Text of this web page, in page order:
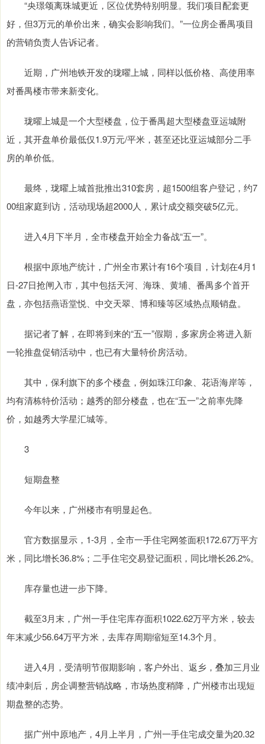
“央璟颂离珠城更近，区位优势特别明显。我们项目配套更
好，但3万元的单价出来，确实会影响我们。”一位房企番禺项目
的营销负责人告诉记者。
近期，广州地铁开发的珑曜上城，同样以低价格、高使用率
对番禺楼市带来新变化。
珑曜上城是一个大型楼盘，位于番禺超大型楼盘亚运城附
近，其开盘单价最低仅1.9万元/平米，甚至还比亚运城部分二手
房的单价低。
最终，珑曜上城首批推出310套房，超1500组客户登记，约7
00组家庭到访，活动现场超2000人，累计成交额突破5亿元。
进入4月下半月，全市楼盘开始全力备战“五一”。
根据中原地产统计，广州全市累计有16个项目，计划在4月1
日-27日抢闸入市，其中包括天河、海珠、黄埔、番禺多个首开
盘，亦包括燕语堂悦、中交天翠、博和臻等区域热点顺销盘。
据记者了解，在即将到来的“五一”假期，多家房企将进入新
一轮推盘促销活动中，也已有大量特价房活动。
其中，保利旗下的多个楼盘，例如珠江印象、花语海岸等，
均有清栋特价活动；越秀的部分楼盘，也在“五一”之前率先降
价，如越秀大学星汇城等。
3
短期盘整
今年以来，广州楼市有明显起色。
官方数据显示，1-3月，全市一手住宅网签面积172.67万平方
米，同比增长36.8%；二手住宅交易登记面积，同比增长26.2%。
库存量也进一步下降。
截至3月末，广州一手住宅库存面积1022.62万平方米，较去
年末减少56.64万平方米，去库存周期缩短至14.3个月。
进入4月，受清明节假期影响，客户外出、返乡，叠加三月业
绩冲刺后，房企调整营销战略，市场热度稍降，广州楼市出现短
期盘整的态势。
据广州中原地产，4月上半月，广州一手住宅成交量为20.32